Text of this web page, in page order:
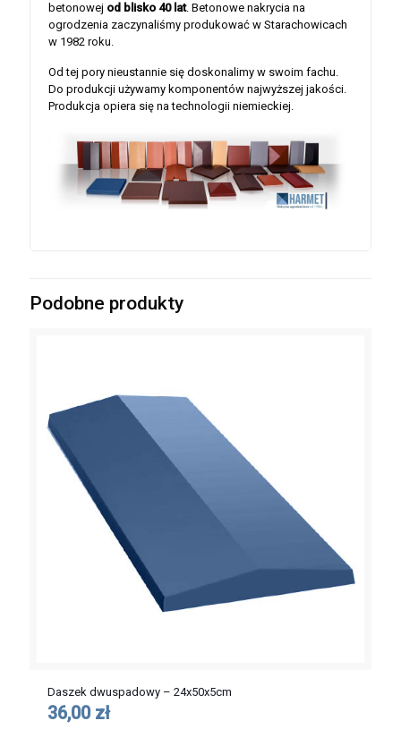
betonowej od blisko 40 lat. Betonowe nakrycia na
ogrodzenia zaczynaliśmy produkować w Starachowicach
w 1982 roku.
Od tej pory nieustannie się doskonalimy w swoim fachu.
Do produkcji używamy komponentów najwyższej jakości.
Produkcja opiera się na technologii niemieckiej.
Podobne produkty
Daszek dwuspadowy – 24x50x5cm
36,00 zł